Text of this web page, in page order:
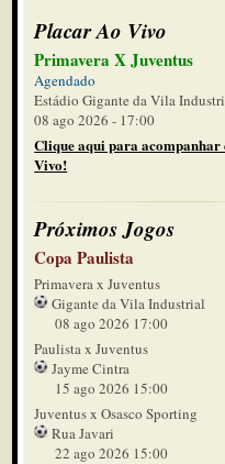
Placar Ao Vivo
Primavera X Juventus
Agendado
Estádio Gigante da Vila
08 ago 2026 - 17:00
Clique aqui para acompanhar
Vivo!
Próximos Jogos
Copa Paulista
Primavera x Juventus
Gigante da Vila Industrial
08 ago 2026 17:00
Paulista x Juventus
Jayme Cintra
15 ago 2026 15:00
Juventus x Osasco Sporting
Rua Javari
22 ago 2026 15:00